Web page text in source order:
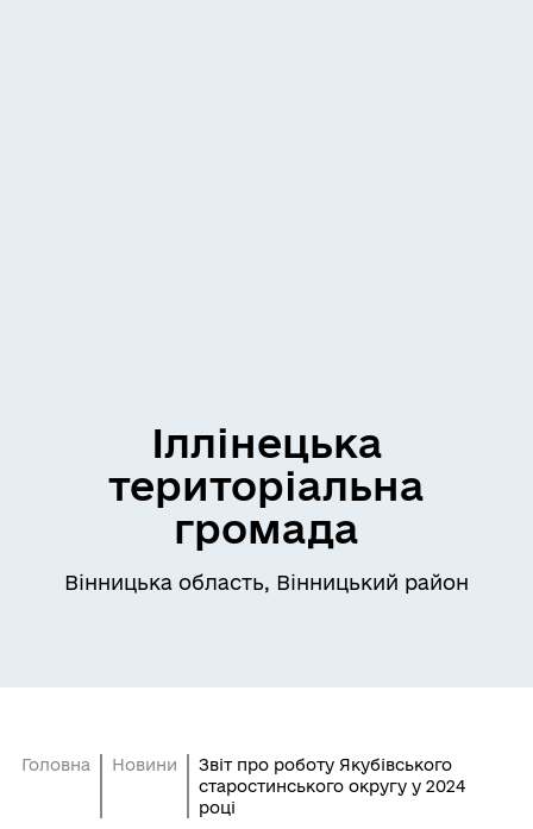
Іллінецька
територіальна
громада
Вінницька область, Вінницький район
Головна Новини
Звіт про роботу Якубівського
старостинського округу у 2024
році